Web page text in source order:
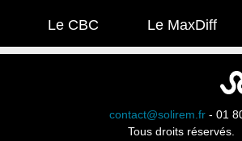
Le CBC Le MaxDiff
contact@solirem.fr - 01
Tous droits